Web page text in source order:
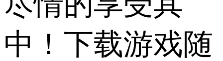
中！下载游戏随